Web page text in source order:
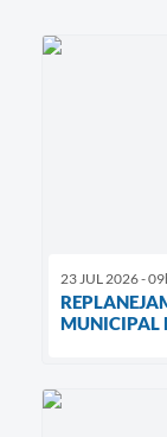
23 JUL 2026 -
MUNICIPAL